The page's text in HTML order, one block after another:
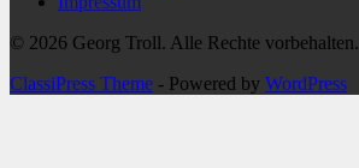
© 2026 Georg Troll. Alle Rechte vorbehalten.
ClassiPress Theme - Powered by WordPress